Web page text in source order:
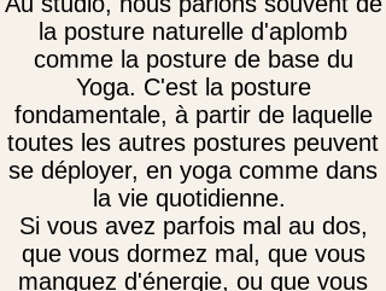
la posture naturelle d'aplomb
comme la posture de base du
Yoga. C'est la posture
fondamentale, à partir de laquelle
toutes les autres postures peuvent
se déployer, en yoga comme dans
la vie quotidienne.
Si vous avez parfois mal au dos,
que vous dormez mal, que vous
manquez d'énergie, ou que vous